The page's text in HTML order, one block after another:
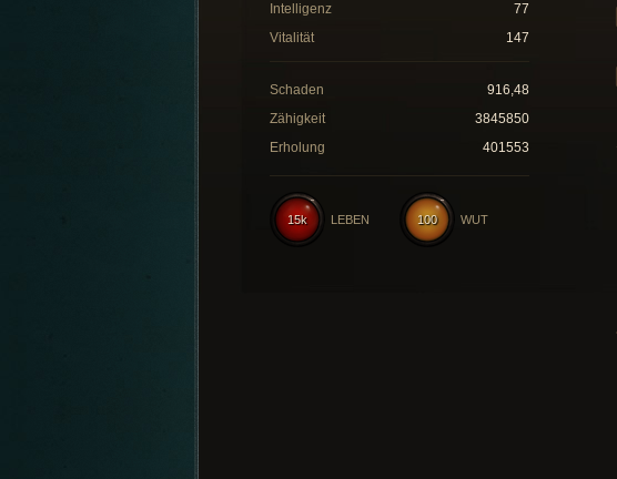
Intelligenz
77
Vitalität
147
Schaden
916,48
Zähigkeit
3845850
Erholung
401553
100 WUT
15k LEBEN